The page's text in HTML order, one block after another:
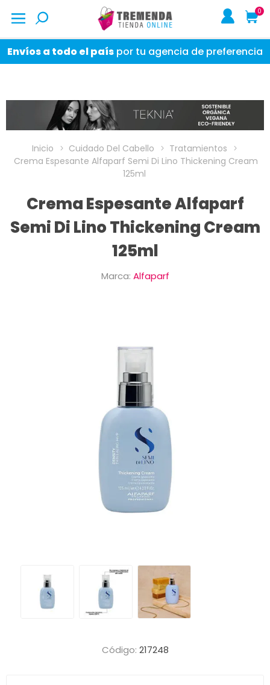
0
Envíos a todo el país por tu agencia de preferencia
Inicio Cuidado Del Cabello
Tratamientos
Crema Espesante Alfaparf Semi Di Lino Thickening Cream
125ml
Crema Espesante Alfaparf
Semi Di Lino Thickening Cream
125ml
Marca: Alfaparf
Código: 217248